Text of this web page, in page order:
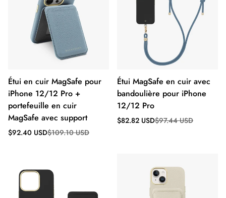
Étui en cuir MagSafe pour
iPhone 12/12 Pro +
portefeuille en cuir
MagSafe avec support
Prix
$92.40 USD
Prix
$109.10 USD
Étui MagSafe en cuir avec
bandoulière pour iPhone
12/12 Pro
Prix
$82.82 USD
Prix
$97.44 USD